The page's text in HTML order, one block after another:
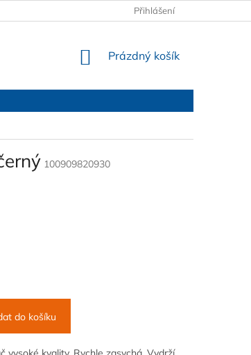
PODMÍNKY OCHRANY OSOBNÍCH ÚDAJŮ
Přihlášení
NÁKUPNÍ
Prázdný košík
100909820930
do košíku